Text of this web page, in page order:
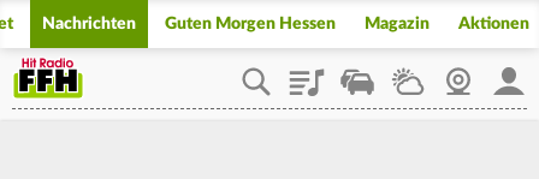
Nachrichten Guten Morgen Hessen Magazin Aktionen
PlaylistStaupilotWetterWebcam